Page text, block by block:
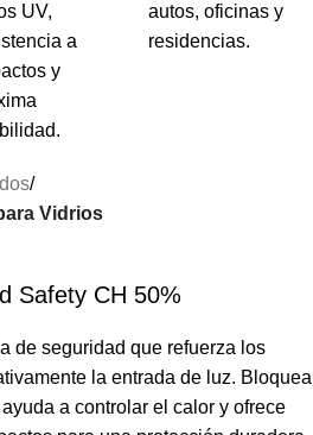
Vidrios
Safety CH 50%
de seguridad que refuerza los
la entrada de luz. Bloquea
a controlar el calor y ofrece